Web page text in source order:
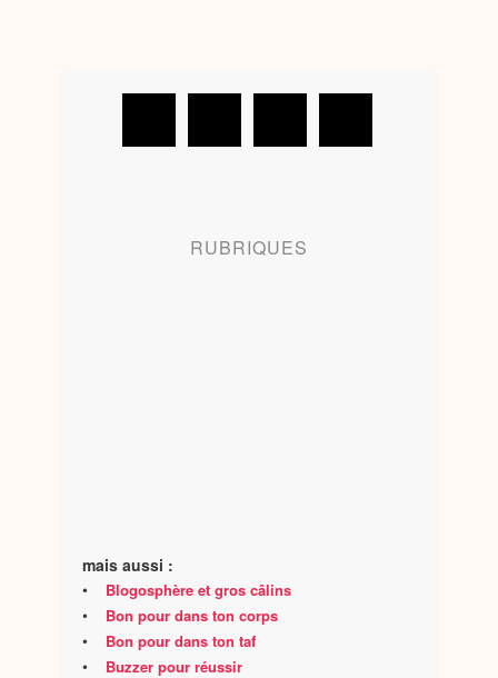
RUBRIQUES
mais aussi :
• Blogosphère et gros câlins
• Bon pour dans ton corps
• Bon pour dans ton taf
• Buzzer pour réussir